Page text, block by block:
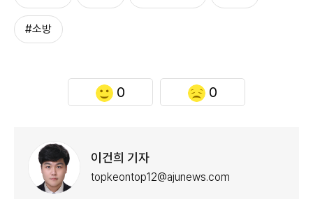
#소방
0 0
이건희 기자
topkeontop12@ajunews.com